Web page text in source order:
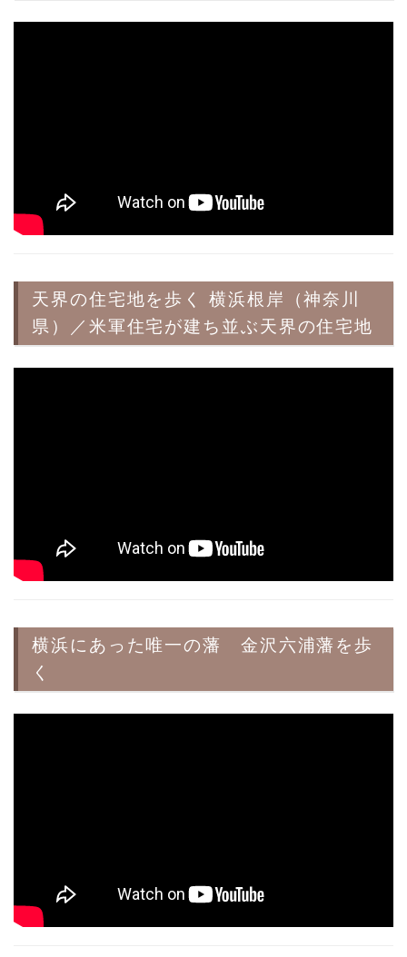
天界の住宅地を歩く 横浜根岸（神奈川
県）／米軍住宅が建ち並ぶ天界の住宅地
横浜にあった唯一の藩 金沢六浦藩を歩
く